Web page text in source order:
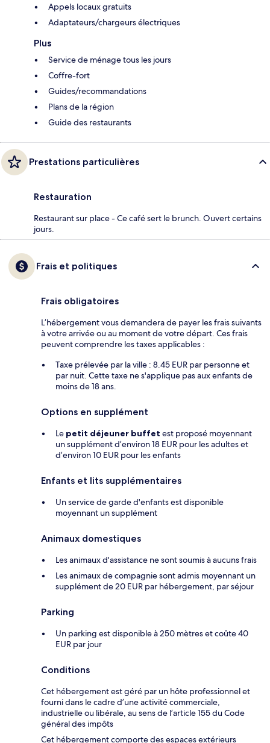
Appels locaux gratuits
Adaptateurs/chargeurs électriques
Plus
Service de ménage tous les jours
Coffre-fort
Guides/recommandations
Plans de la région
Guide des restaurants
Prestations particulières
Restauration
Restaurant sur place - Ce café sert le brunch. Ouvert certains
jours.
Frais et politiques
Frais obligatoires
L’hébergement vous demandera de payer les frais suivants
à votre arrivée ou au moment de votre départ. Ces frais
peuvent comprendre les taxes applicables :
Taxe prélevée par la ville : 8.45 EUR par personne et
par nuit. Cette taxe ne s'applique pas aux enfants de
moins de 18 ans.
Options en supplément
Le petit déjeuner buffet est proposé moyennant
un supplément d’environ 18 EUR pour les adultes et
d’environ 10 EUR pour les enfants
Enfants et lits supplémentaires
Un service de garde d'enfants est disponible
moyennant un supplément
Animaux domestiques
Les animaux d'assistance ne sont soumis à aucuns frais
Les animaux de compagnie sont admis moyennant un
supplément de 20 EUR par hébergement, par séjour
Parking
Un parking est disponible à 250 mètres et coûte 40
EUR par jour
Conditions
Cet hébergement est géré par un hôte professionnel et
fourni dans le cadre d’une activité commerciale,
industrielle ou libérale, au sens de l’article 155 du Code
général des impôts
Cet hébergement comporte des espaces extérieurs